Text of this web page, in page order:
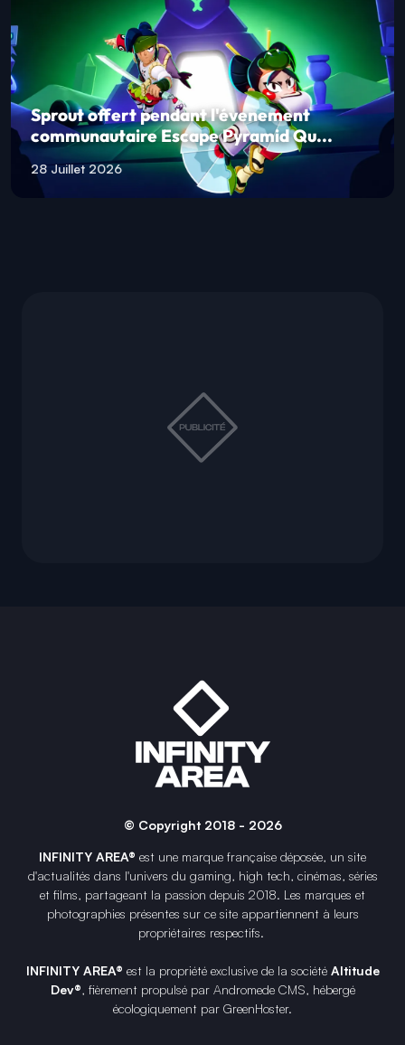
Sprout offert pendant l'évenement
communautaire Escape Pyramid Qu...
28 Juillet 2026
© Copyright 2018 - 2026
INFINITY AREA® est une marque française déposée, un site
d'actualités dans l'univers du gaming, high tech, cinémas, séries
et films, partageant la passion depuis 2018. Les marques et
photographies présentes sur ce site appartiennent à leurs
propriétaires respectifs.
INFINITY AREA® est la propriété exclusive de la société Altitude
Dev®, fièrement propulsé par Andromede CMS, hébergé
écologiquement par GreenHoster.